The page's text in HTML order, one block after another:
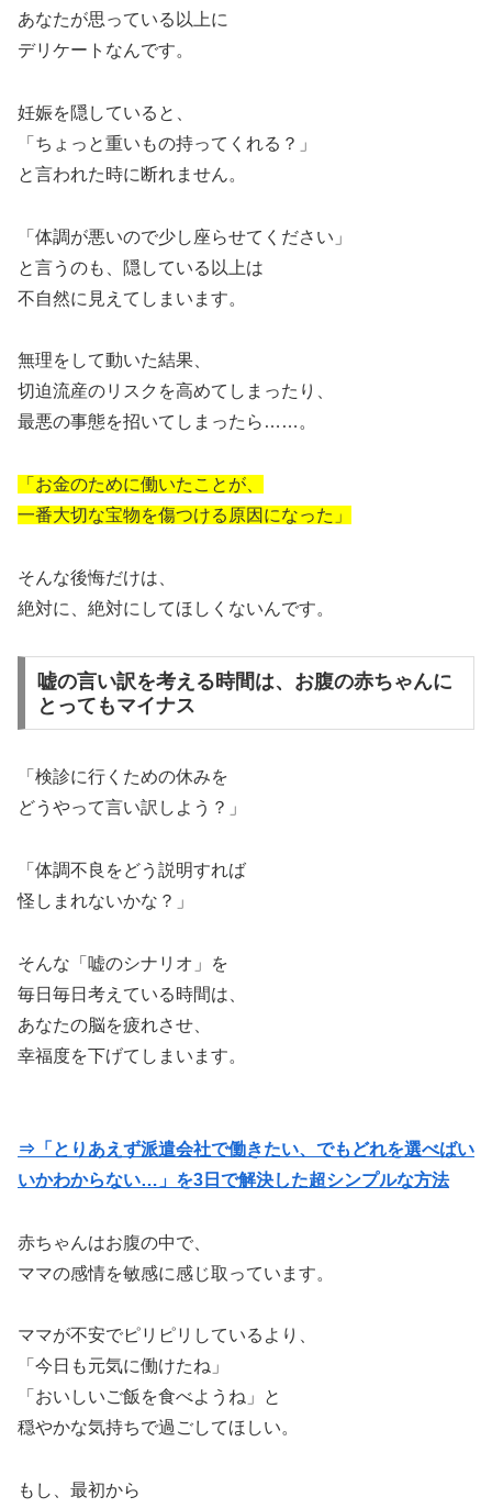
あなたが思っている以上に
デリケートなんです。
妊娠を隠していると、
「ちょっと重いもの持ってくれる？」
と言われた時に断れません。
「体調が悪いので少し座らせてください」
と言うのも、隠している以上は
不自然に見えてしまいます。
無理をして動いた結果、
切迫流産のリスクを高めてしまったり、
最悪の事態を招いてしまったら……。
「お金のために働いたことが、
一番大切な宝物を傷つける原因になった」
そんな後悔だけは、
絶対に、絶対にしてほしくないんです。
嘘の言い訳を考える時間は、お腹の赤ちゃんに
とってもマイナス
「検診に行くための休みを
どうやって言い訳しよう？」
「体調不良をどう説明すれば
怪しまれないかな？」
そんな「嘘のシナリオ」を
毎日毎日考えている時間は、
あなたの脳を疲れさせ、
幸福度を下げてしまいます。
⇒「とりあえず派遣会社で働きたい、でもどれを選べばい
いかわからない…」を3日で解決した超シンプルな方法
赤ちゃんはお腹の中で、
ママの感情を敏感に感じ取っています。
ママが不安でピリピリしているより、
「今日も元気に働けたね」
「おいしいご飯を食べようね」と
穏やかな気持ちで過ごしてほしい。
もし、最初から